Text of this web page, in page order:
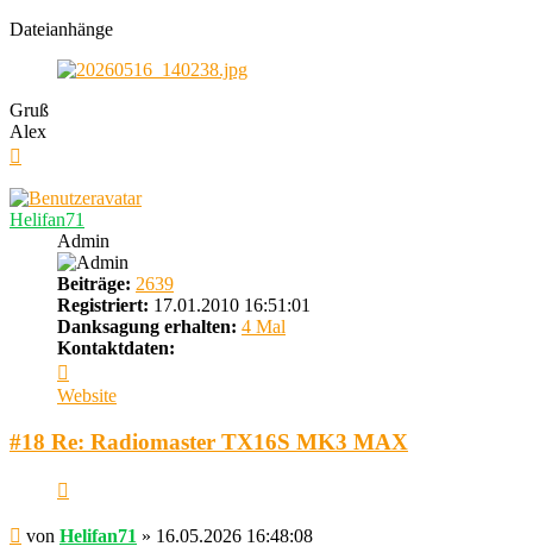
Dateianhänge
Gruß
Alex
Helifan71
Admin
Beiträge: 2639
Registriert: 17.01.2010 16:51:01
Danksagung erhalten: 4 Mal
Kontaktdaten:
von
Helifan71
Website
#18 Re: Radiomaster TX16S MK3 MAX
Beitrag
von Helifan71 » 16.05.2026 16:48:08